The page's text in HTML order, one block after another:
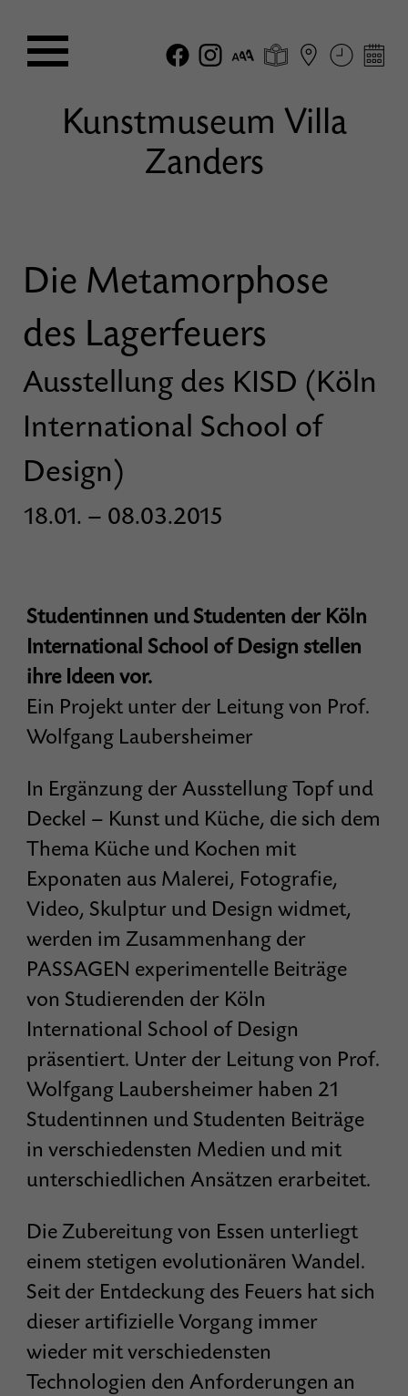
Kunstmuseum Villa
Zanders
Die Metamorphose
des Lagerfeuers
Ausstellung des KISD (Köln
International School of
Design)
18.01. – 08.03.2015
Studentinnen und Studenten der Köln
International School of Design stellen
ihre Ideen vor.
Ein Projekt unter der Leitung von Prof.
Wolfgang Laubersheimer
In Ergänzung der Ausstellung Topf und
Deckel – Kunst und Küche, die sich dem
Thema Küche und Kochen mit
Exponaten aus Malerei, Fotografie,
Video, Skulptur und Design widmet,
werden im Zusammenhang der
PASSAGEN experimentelle Beiträge
von Studierenden der Köln
International School of Design
präsentiert. Unter der Leitung von Prof.
Wolfgang Laubersheimer haben 21
Studentinnen und Studenten Beiträge
in verschiedensten Medien und mit
unterschiedlichen Ansätzen erarbeitet.
Die Zubereitung von Essen unterliegt
einem stetigen evolutionären Wandel.
Seit der Entdeckung des Feuers hat sich
dieser artifizielle Vorgang immer
wieder mit verschiedensten
Technologien den Anforderungen an